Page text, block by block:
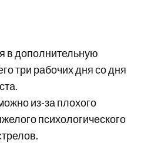
в дополнительную
три рабочих дня со дня
из-за плохого
психологического